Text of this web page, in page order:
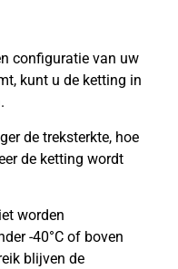
configuratie van uw
kunt u de ketting in
de treksterkte, hoe
de ketting wordt
worden
-40°C of boven
blijven de